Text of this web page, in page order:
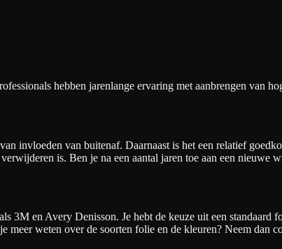
hebben jarenlange ervaring met aanbrengen van
invloeden van buitenaf. Daarnaast is het een relatief
is. Ben je na een aantal jaren toe aan een nieuwe
en Avery Denisson. Je hebt de keuze uit een standaard
weten over de soorten folie en de kleuren? Neem dan